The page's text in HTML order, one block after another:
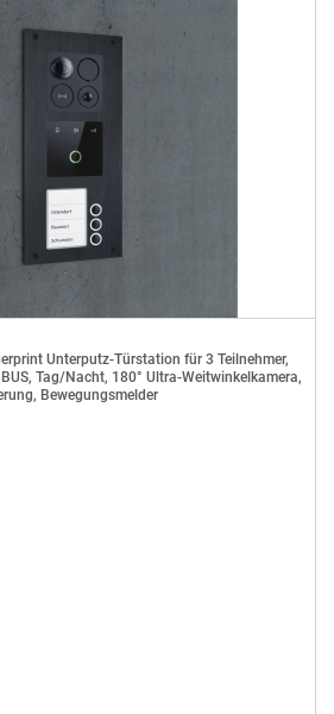
Unterputz-Türstation für 3 Teilnehmer,
Tag/Nacht, 180° Ultra-Weitwinkelkamera,
Bewegungsmelder